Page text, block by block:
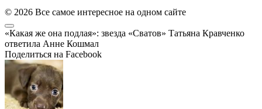
© 2026 Все самое интересное на одном сайте
«Какая же она подлая»: звезда «Сватов» Татьяна Кравченко
ответила Анне Кошмал
Поделиться на Facebook